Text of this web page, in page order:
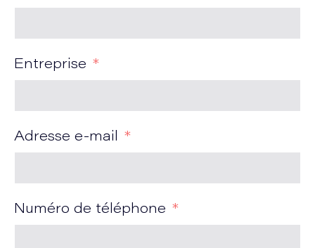
Entreprise
Adresse e-mail
Numéro de téléphone